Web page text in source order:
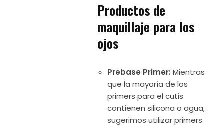
Productos de
maquillaje para los
ojos
Prebase Primer: Mientras
que la mayoría de los
primers para el cutis
contienen silicona o agua,
sugerimos utilizar primers